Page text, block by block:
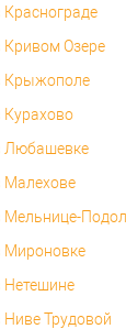
Краснограде
Кривом Озере
Крыжополе
Курахово
Любашевке
Малехове
Мельнице-
Мироновке
Нетешине
Ниве Трудовой